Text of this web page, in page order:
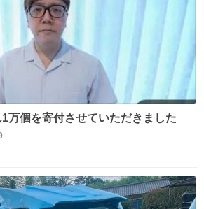
そきん1万個を寄付させていただきました